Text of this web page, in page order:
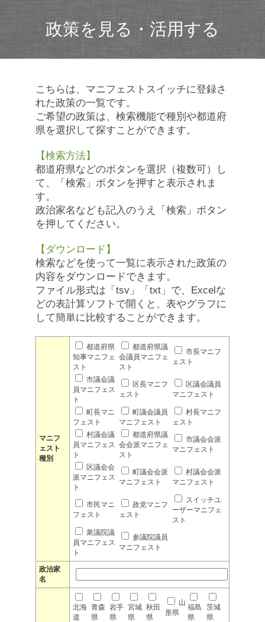
政策を見る・活用する
こちらは、マニフェストスイッチに登録さ
れた政策の一覧です。
ご希望の政策は、検索機能で種別や都道府
県を選択して探すことができます。
【検索方法】
都道府県などのボタンを選択（複数可）し
て、「検索」ボタンを押すと表示されま
す。
政治家名なども記入のうえ「検索」ボタン
を押してください。
【ダウンロード】
検索などを使って一覧に表示された政策の
内容をダウンロードできます。
ファイル形式は「tsv」「txt」で、Excelな
どの表計算ソフトで開くと、表やグラフに
して簡単に比較することができます。
マニフ
ェスト
種別
都道府県
知事マニフェ
スト
都道府県議
会議員マニフェ
スト
市長マニフ
ェスト
市議会議
員マニフェス
ト
区長マニフ
ェスト
区議会議員
マニフェスト
町長マニ
フェスト
町議会議員
マニフェスト
村長マニフ
ェスト
村議会議
員マニフェス
ト
都道府県議
会会派マニフェ
スト
市議会会派
マニフェスト
区議会会
派マニフェス
ト
町議会会派
マニフェスト
村議会会派
マニフェスト
市民マニ
フェスト
政党マニフ
ェスト
スイッチユ
ーザーマニフェ
スト
衆議院議
員マニフェス
ト
参議院議員
マニフェスト
政治家
名
北海
道
青森
県
岩手
県
宮城
県
秋田
県
山
形県
福島
県
茨城
県